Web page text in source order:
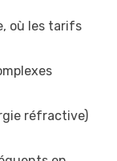
où les tarifs
réfractive)